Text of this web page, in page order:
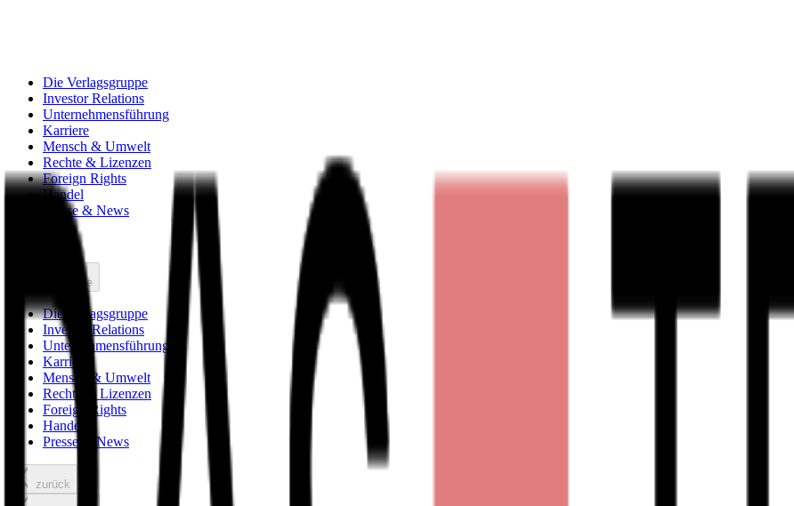
Die Verlagsgruppe
Investor Relations
Unternehmensführung
Karriere
Mensch & Umwelt
Rechte & Lizenzen
Foreign Rights
Handel
Presse & News
nach vorne
Die Verlagsgruppe
Investor Relations
Unternehmensführung
Karriere
Mensch & Umwelt
Rechte & Lizenzen
Foreign Rights
Handel
Presse & News
zurück